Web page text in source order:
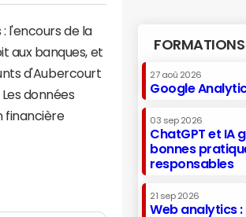
l'encours de la
aux banques, et
d'Aubercourt
données
financière
FORMATIONS
27 aoû 2026
Google
03 sep 2026
ChatGPT et IA
bonnes
responsables
21 sep 2026
Web analytics